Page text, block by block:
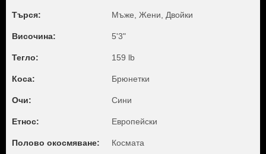
Търся: Мъже, Жени, Двойки
Височина: 5'3"
Тегло: 159 lb
Коса: Брюнетки
Очи: Сини
Етнос: Европейски
Полово окосмяване: Космата